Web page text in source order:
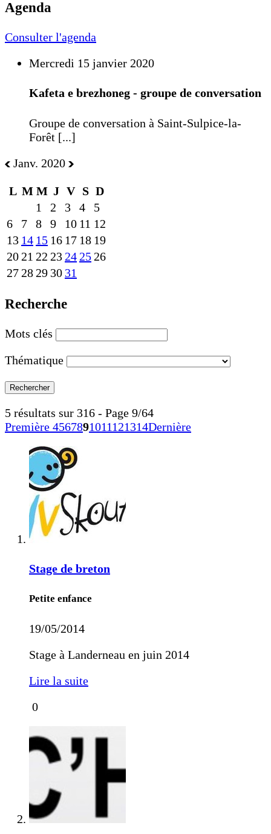
Agenda
Consulter l'agenda
Mercredi 15 janvier 2020
Kafeta e brezhoneg - groupe de conversation
Groupe de conversation à Saint-Sulpice-la-
Forêt [...]
Janv. 2020
L M M J V S D
1
2 3 4
5
6
7 8 9 10 11 12
13 14 15 16 17 18 19
20 21 22 23 24 25 26
27 28 29 30 31
Recherche
Mots clés
Thématique
5 résultats sur 316 - Page 9/64
Première 4567891011121314Dernière
Stage de breton
Petite enfance
19/05/2014
Stage à Landerneau en juin 2014
Lire la suite
0